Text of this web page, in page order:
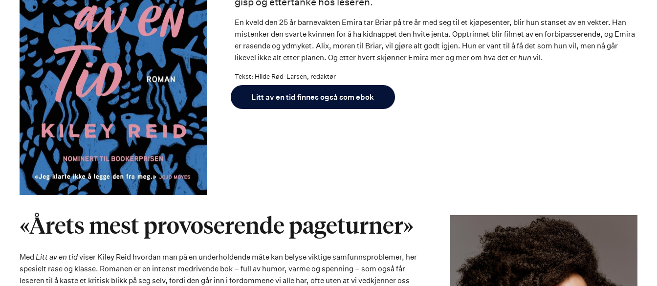
En kveld den 25 år barnevakten Emira tar Briar på tre år med seg til et kjøpesenter, blir hun stanset av en vekter. Han
mistenker den svarte kvinnen for å ha kidnappet den hvite jenta. Opptrinnet blir filmet av en forbipasserende, og Emira
er rasende og ydmyket. Alix, moren til Briar, vil gjøre alt godt igjen. Hun er vant til å få det som hun vil, men nå går
likevel ikke alt etter planen. Og etter hvert skjønner Emira mer og mer om hva det erhun vil.
Tekst: Hilde Rød-Larsen, redaktør
Litt av en tid finnes også som ebok
«Årets mest provoserende pageturner»
Med Litt av en tidviser Kiley Reid hvordan man på en underholdende måte kan belyse viktige samfunnsproblemer, her
spesielt rase og klasse. Romanen er en intenst medrivende bok – full av humor, varme og spenning – som også får
leseren til å kaste et kritisk blikk på seg selv, fordi den går inn i fordommene vi alle har, ofte uten at vi vedkjenner oss